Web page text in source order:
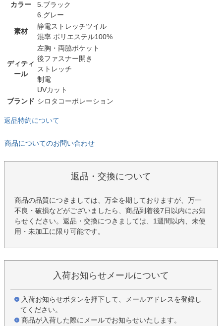
カラー
5.ブラック
6.グレー
素材
静電ストレッチツイル
混率 ポリエステル100%
ディティ
ール
左胸・両脇ポケット
後ファスナー開き
ストレッチ
制電
UVカット
ブランド シロタコーポレーション
返品特約について
商品についてのお問い合わせ
返品・交換について
商品の品質につきましては、万全を期しておりますが、万一
不良・破損などがございましたら、商品到着後7日以内にお知
らせください。返品・交換につきましては、1週間以内、未使
用・未加工に限り可能です。
入荷お知らせメールについて
入荷お知らせボタンを押下して、メールアドレスを登録し
てください。
商品が入荷した際にメールでお知らせいたします。